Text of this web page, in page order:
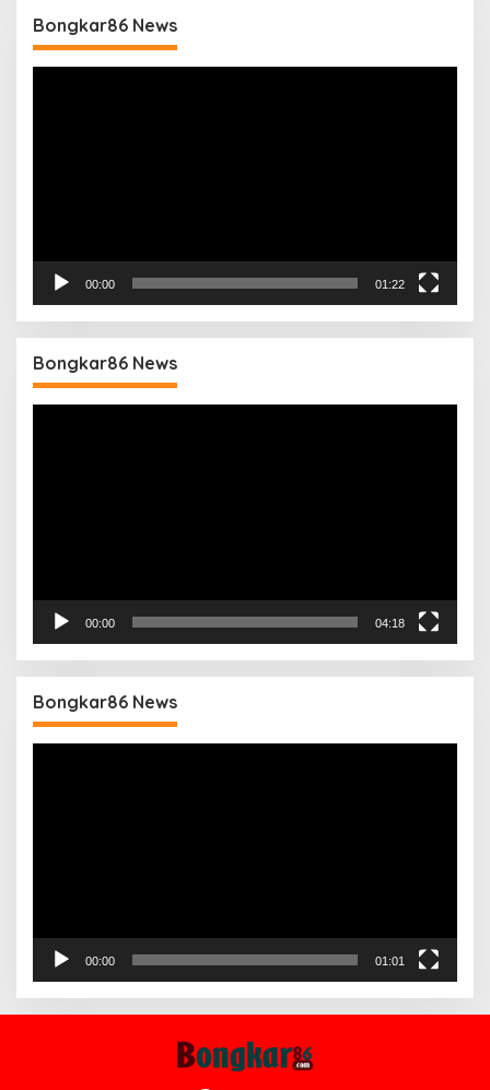
Bongkar86 News
00:00 01:22
Bongkar86 News
00:00 04:18
Bongkar86 News
00:00 01:01